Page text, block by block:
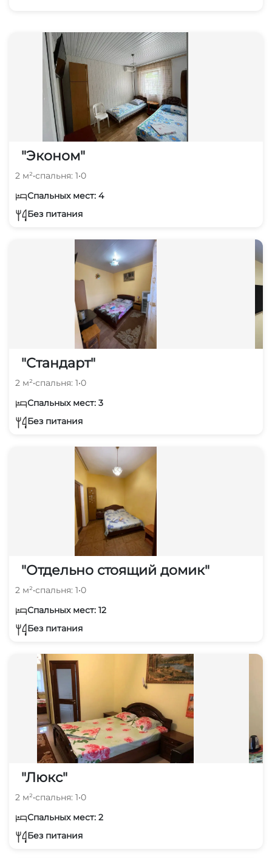
"Эконом"
2 м²•спальня: 1•0
Спальных мест: 4
Без питания
"Стандарт"
2 м²•спальня: 1•0
Спальных мест: 3
Без питания
"Отдельно стоящий домик"
2 м²•спальня: 1•0
Спальных мест: 12
Без питания
"Люкс"
2 м²•спальня: 1•0
Спальных мест: 2
Без питания